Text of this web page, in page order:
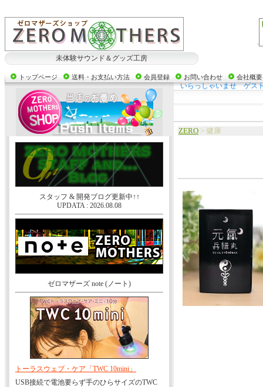
未体験サウンド＆グッズ工房
トップページ 送料・お支払い方法 会員登録 お問い合わせ 会社概要
スタッフ & 開発ブログ更新中↑↑
UPDATA : 2026.08.08
ゼロマザーズ note (ノート)
トーラスウェブ・ケア「TWC 10mini」
USB接続で電池要らず手のひらサイズのTWC
いらっしゃいませ ゲス
ZERO > 健康